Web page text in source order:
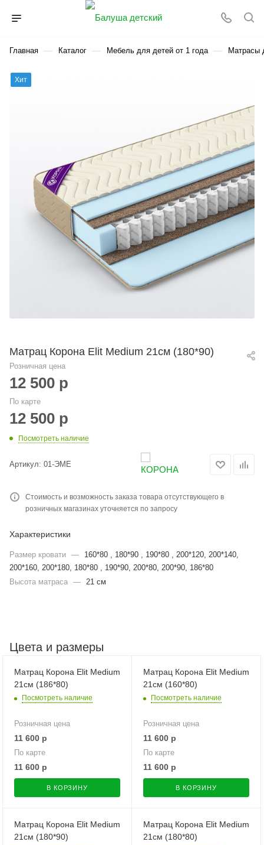
Главная — Каталог — Мебель для детей от 1 года — Матрасы
Хит
Матрац Корона Elit Medium 21см (180*90)
Розничная цена
12 500 р
По карте
12 500 р
Посмотреть наличие
Артикул: 01-ЭМЕ
Стоимость и возможность заказа товара отсутствующего в
розничных магазинах уточняется по запросу
Характеристики
Размер кровати —
160*80 , 180*90 , 190*80 , 200*120, 200*140,
200*160, 200*180, 180*80 , 190*90, 200*80, 200*90, 186*80
Высота матраса — 21 см
Цвета и размеры
Матрац Корона Elit Medium
21см (186*80)
Посмотреть наличие
Розничная цена
11 600 р
По карте
11 600 р
В КОРЗИНУ
Матрац Корона Elit Medium
21см (160*80)
Посмотреть наличие
Розничная цена
11 600 р
По карте
11 600 р
В КОРЗИНУ
Матрац Корона Elit Medium
21см (180*90)
Матрац Корона Elit Medium
21см (180*80)